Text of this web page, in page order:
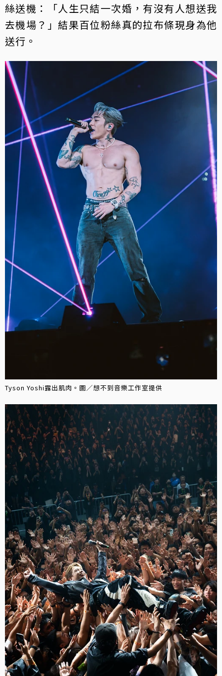
絲送機：「人生只結一次婚，有沒有人想送我
去機場？」結果百位粉絲真的拉布條現身為他
送行。
Tyson Yoshi露出肌肉。圖／想不到音樂工作室提供